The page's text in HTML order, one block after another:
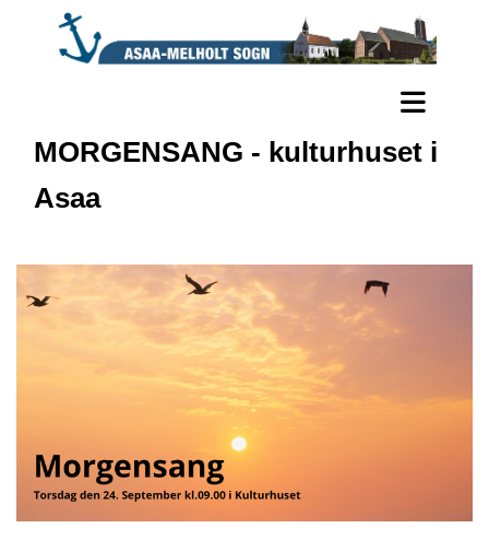
MORGENSANG - kulturhuset i
Asaa